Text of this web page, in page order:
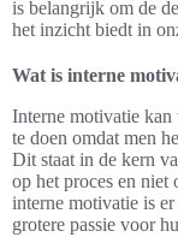
is belangrijk om de
het inzicht biedt in
Wat is interne
Interne motivatie kan
te doen omdat men
Dit staat in de kern
op het proces en niet
interne motivatie is
grotere passie voor